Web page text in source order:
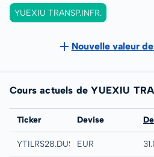
YUEXIU TRANSP.INFR.
Nouvelle valeur
Cours actuels de YUEXIU
Bourse
Ticker Devise
Quotrix
YTILRS28.DUSDEUR